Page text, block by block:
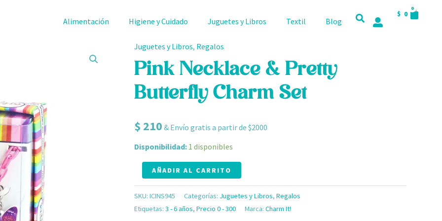
Alimentación Higiene y Cuidado Juguetes y Libros Textil Blog
$ 0
0
CART
Juguetes y Libros, Regalos
Pink Necklace & Pretty
Butterfly Charm Set
$ 210 & Envío gratis a partir de $2000
Disponibilidad: 1 disponibles
Pink
Necklace
&
Pretty
Charm
Set
cantidad
AÑADIR AL CARRITO
SKU: ICINS945 Categorías: Juguetes y Libros, Regalos
Etiquetas: 3 - 6 años, Precio 0 - 300 Marca: Charm It!